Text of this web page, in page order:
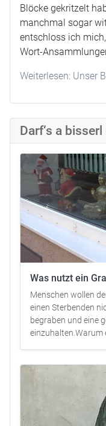
Blöcke gekritzelt
manchmal sogar
entschloss ich
Wort-
Weiterlesen: Unser
Darf‘s a
Was nutzt ein
Menschen wollen
einen Sterbenden
begraben und eine
einzuhalten.Warum